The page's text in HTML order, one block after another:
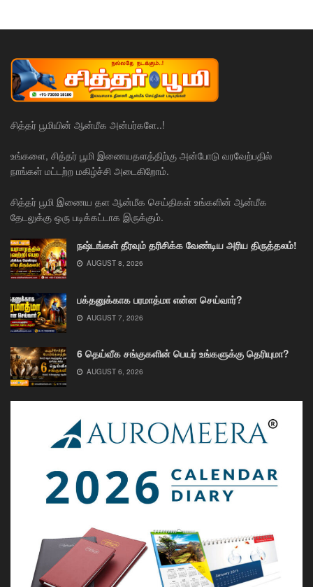
சித்தர் பூமியின் ஆன்மீக அன்பர்களே..!
உங்களை, சித்தர் பூமி இணையதளத்திற்கு அன்போடு வரவேற்பதில்
நாங்கள் மட்டற்ற மகிழ்ச்சி அடைகிறோம்.
சித்தர் பூமி இணைய தள ஆன்மீக செய்திகள் உங்களின் ஆன்மீக
தேடலுக்கு ஒரு படிக்கட்டாக இருக்கும்.
நஷ்டங்கள் தீரவும் தரிசிக்க வேண்டிய அரிய திருத்தலம்!
AUGUST 8, 2026
பக்தனுக்காக பரமாத்மா என்ன செய்வார்?
AUGUST 7, 2026
6 தெய்வீக சங்குகளின் பெயர் உங்களுக்கு தெரியுமா?
AUGUST 6, 2026